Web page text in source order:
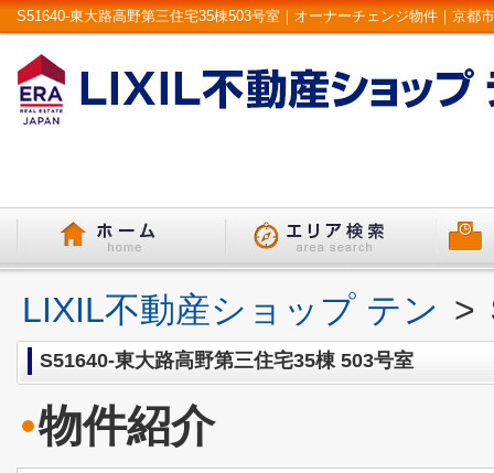
LIXIL不動産ショップ テン >
S51640-東大路高野第三住宅35棟 503号室
物件紹介